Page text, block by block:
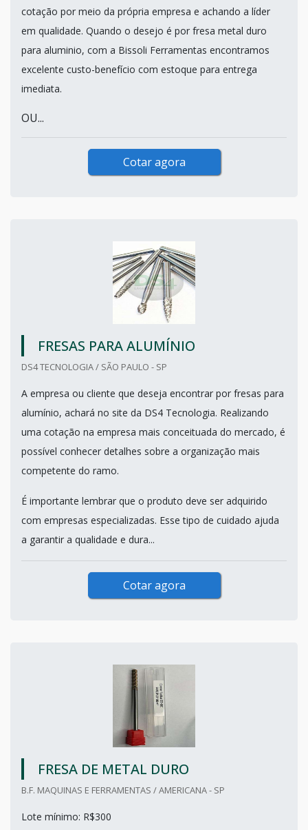
cotação por meio da própria empresa e achando a líder
em qualidade. Quando o desejo é por fresa metal duro
para aluminio, com a Bissoli Ferramentas encontramos
excelente custo-benefício com estoque para entrega
imediata.
OU...
Cotar agora
FRESAS PARA ALUMÍNIO
DS4 TECNOLOGIA / SÃO PAULO - SP
A empresa ou cliente que deseja encontrar por fresas para
alumínio, achará no site da DS4 Tecnologia. Realizando
uma cotação na empresa mais conceituada do mercado, é
possível conhecer detalhes sobre a organização mais
competente do ramo.
É importante lembrar que o produto deve ser adquirido
com empresas especializadas. Esse tipo de cuidado ajuda
a garantir a qualidade e dura...
Cotar agora
FRESA DE METAL DURO
B.F. MAQUINAS E FERRAMENTAS / AMERICANA - SP
Lote mínimo: R$300